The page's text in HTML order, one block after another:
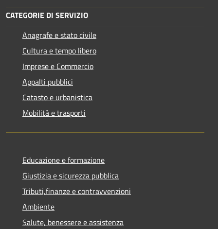
CATEGORIE DI SERVIZIO
Anagrafe e stato civile
Cultura e tempo libero
Imprese e Commercio
Appalti pubblici
Catasto e urbanistica
Mobilità e trasporti
Educazione e formazione
Giustizia e sicurezza pubblica
Tributi,finanze e contravvenzioni
Ambiente
Salute, benessere e assistenza